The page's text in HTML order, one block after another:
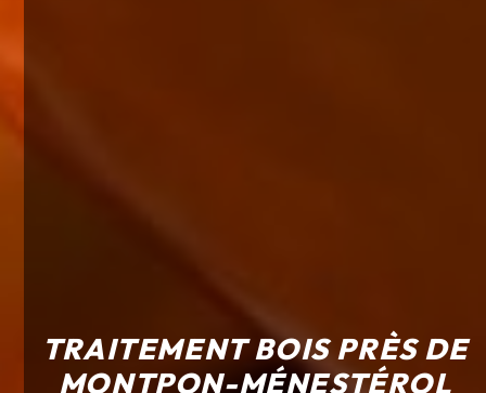
TRAITEMENT BOIS PRÈS DE
MONTPON-MÉNESTÉROL